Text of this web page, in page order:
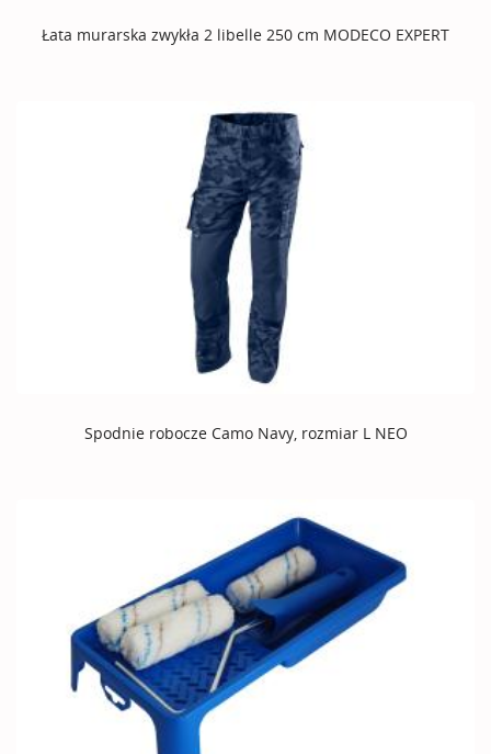
Łata murarska zwykła 2 libelle 250 cm MODECO EXPERT
Spodnie robocze Camo Navy, rozmiar L NEO